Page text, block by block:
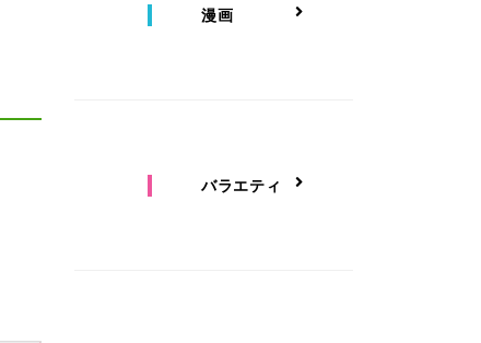
漫画
バラエティ